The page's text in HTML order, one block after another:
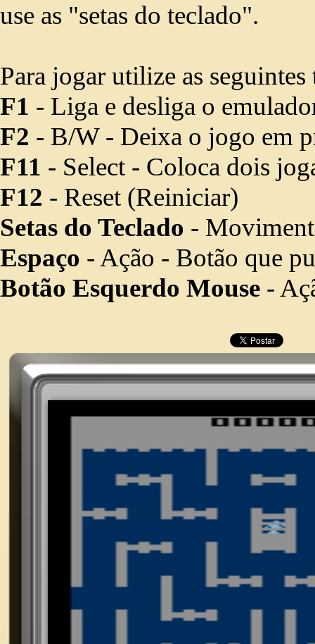
use as "setas do teclado".
Para jogar utilize as seguintes
F1 - Liga e desliga o
F2 - B/W - Deixa o jogo em
F11 - Select - Coloca dois
F12 - Reset (Reiniciar)
Setas do Teclado -
Espaço - Ação - Botão que
Botão Esquerdo Mouse -